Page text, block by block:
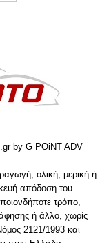
by G POiNT ADV
ολική, μερική ή
απόδοση του
τρόπο,
ή άλλο, χωρίς
2121/1993 και